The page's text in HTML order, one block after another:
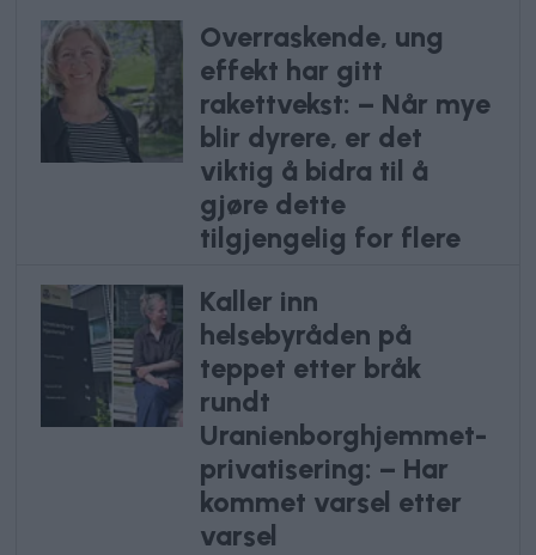
Overraskende, ung
effekt har gitt
rakettvekst: – Når mye
blir dyrere, er det
viktig å bidra til å
gjøre dette
tilgjengelig for flere
Kaller inn
helsebyråden på
teppet etter bråk
rundt
Uranienborghjemmet-
privatisering: – Har
kommet varsel etter
varsel